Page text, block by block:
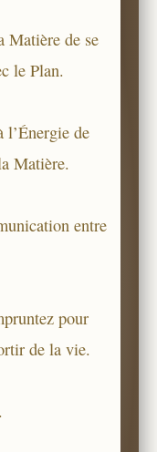
Matière de se
le Plan.
l’Énergie de
Matière.
entre
pour
de la vie.